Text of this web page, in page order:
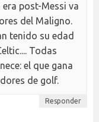
post-Messi va
del Maligno.
tenido su edad
Todas
el que gana
de golf.
Responder